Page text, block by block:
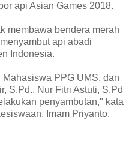
api Asian Games 2018.
membawa bendera merah
api abadi
Indonesia.
PPG UMS, dan
S.Pd., Nur Fitri Astuti, S.Pd
penyambutan," kata
Imam Priyanto,